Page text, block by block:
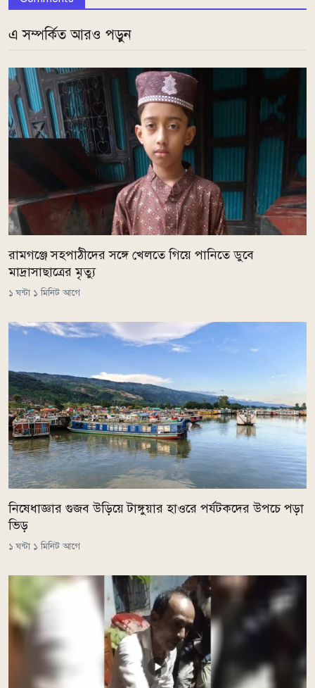
এ সম্পর্কিত আরও পড়ুন
রামগঞ্জে সহপাঠীদের সঙ্গে খেলতে গিয়ে পানিতে ডুবে
মাদ্রাসাছাত্রের মৃত্যু
১ ঘন্টা ১ মিনিট আগে
নিষেধাজ্ঞার গুজব উড়িয়ে টাঙ্গুয়ার হাওরে পর্যটকদের উপচে পড়া
ভিড়
১ ঘন্টা ১ মিনিট আগে